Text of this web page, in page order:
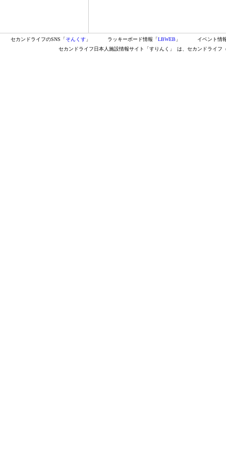
セカンドライフのSNS「そんくす 」 ラッキーボード情報「LBWEB 」
イベント情
セカンドライフ日本人施設情報サイト「すりんく」
は、セカンドライフ